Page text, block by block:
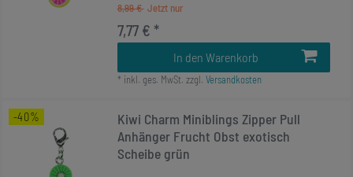
8,99 €
7,77 € *
In den Warenkorb
* inkl. ges. MwSt. zzgl. Versandkosten
-40%
Kiwi Charm Miniblings Zipper Pull
Anhänger Frucht Obst exotisch
Scheibe grün